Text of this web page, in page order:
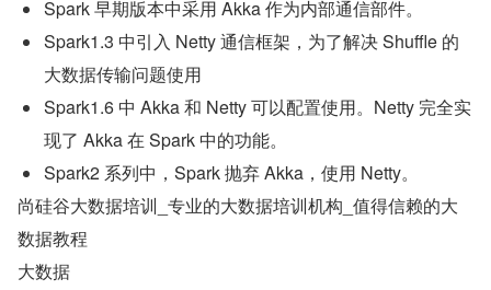
Spark 早期版本中采用 Akka 作为内部通信部件。
Spark1.3 中引入 Netty 通信框架，为了解决 Shuffle 的
大数据传输问题使用
Spark1.6 中 Akka 和 Netty 可以配置使用。Netty 完全实
现了 Akka 在 Spark 中的功能。
Spark2 系列中，Spark 抛弃 Akka，使用 Netty。
尚硅谷大数据培训_专业的大数据培训机构_值得信赖的大
数据教程
大数据